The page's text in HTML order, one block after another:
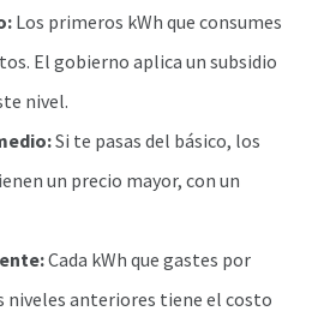
Los primeros kWh que consumes
El gobierno aplica un subsidio
nivel.
Si te pasas del básico, los
un precio mayor, con un
Cada kWh que gastes por
niveles anteriores tiene el costo